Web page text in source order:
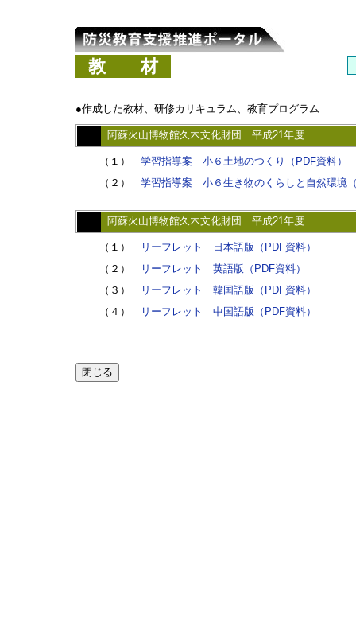
教 材
●作成した教材、研修カリキュラム、教育プログラム
阿蘇火山博物館久木文化財団 平成21年度
（１） 学習指導案 小６土地のつくり（PDF資料）
（２） 学習指導案 小６生き物のくらしと自然環境
阿蘇火山博物館久木文化財団 平成21年度
（１）
リーフレット 日本語版（PDF資料）
（２）
リーフレット 英語版（PDF資料）
（３）
リーフレット 韓国語版（PDF資料）
（４）
リーフレット 中国語版（PDF資料）